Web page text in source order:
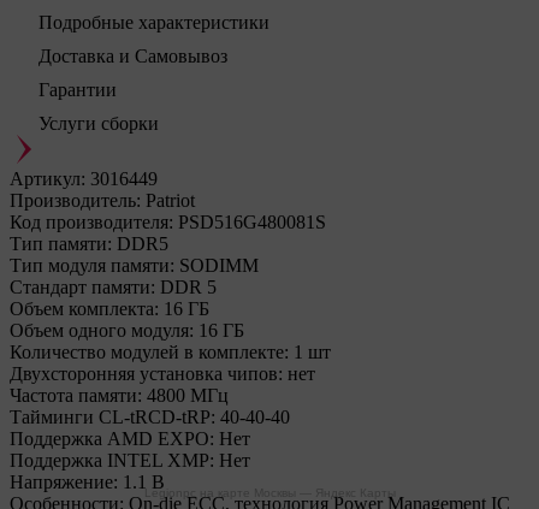
Подробные характеристики
Доставка и Самовывоз
Гарантии
Услуги сборки
Артикул: 3016449
Производитель: Patriot
Код производителя: PSD516G480081S
Тип памяти: DDR5
Тип модуля памяти: SODIMM
Стандарт памяти: DDR 5
Объем комплекта: 16 ГБ
Объем одного модуля: 16 ГБ
Количество модулей в комплекте: 1 шт
Двухсторонняя установка чипов: нет
Частота памяти: 4800 МГц
Тайминги CL-tRCD-tRP: 40-40-40
Поддержка AMD EXPO: Нет
Поддержка INTEL XMP: Нет
Напряжение: 1.1 В
Особенности: On-die ECC, технология Power Management IC
Legionpc на карте Москвы — Яндекс Карты